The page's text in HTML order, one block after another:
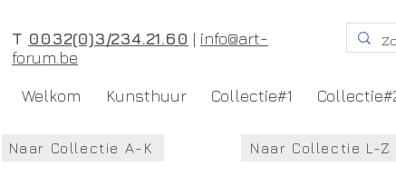
T 0032(0)3/234.21.60 | info@art-
forum.be
Welkom
Kunsthuur Collectie#1
Naar Collectie A-K Naar Collectie L-Z